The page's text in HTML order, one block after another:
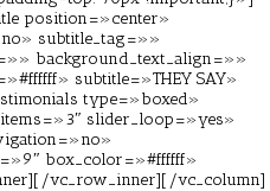
position=»center»
subtitle_tag=»»
background_text_align=»»
subtitle=»THEY SAY»
type=»boxed»
slider_loop=»yes»
box_color=»#ffffff»
vc_row_inner][/vc_column]